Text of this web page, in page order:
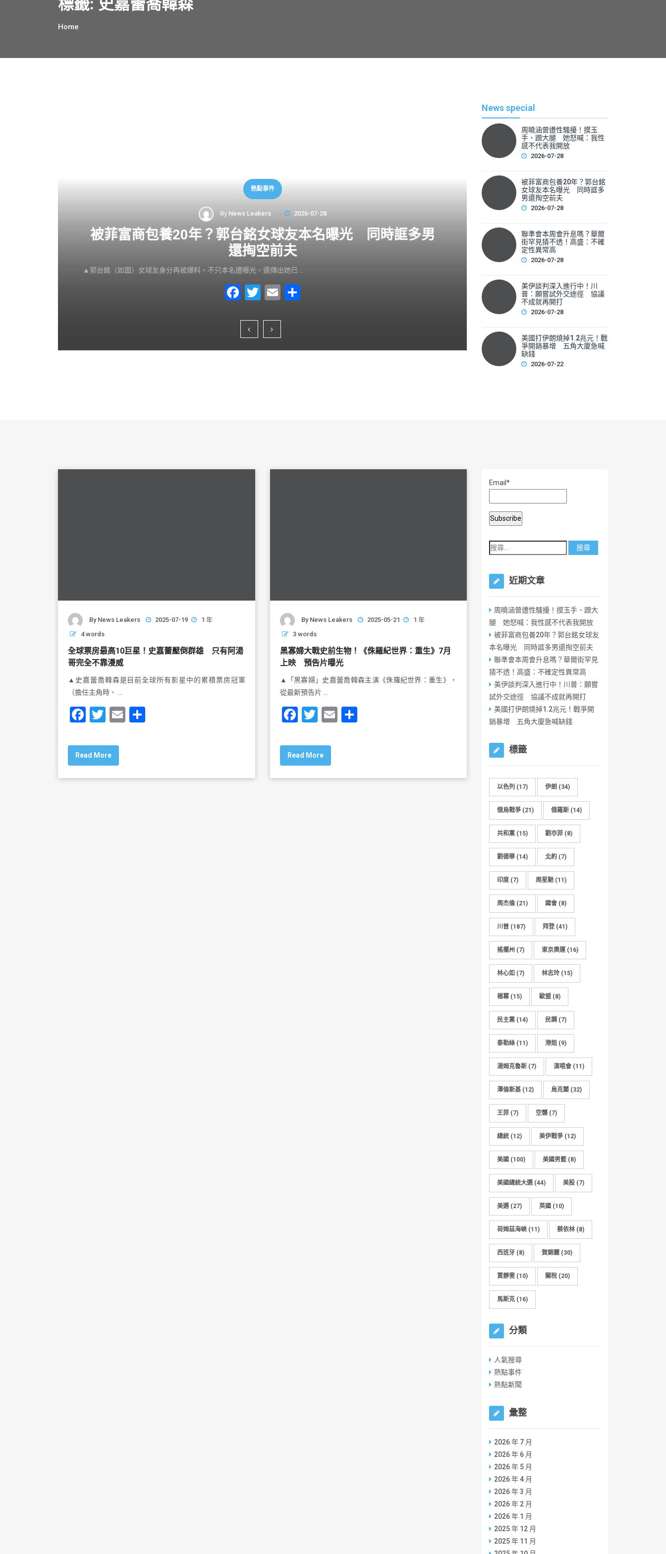
標籤: 史嘉蕾喬韓森
Home
熱點事件
By News Leakers 2026-07-28
被菲富商包養20年？郭台銘女球友本名曝光 同時誆多男
還掏空前夫
▲郭台銘（如圖）女球友身分再被爆料，不只本名遭曝光，還傳出她已 …
F
c
e
b
T
tt
er
E
聯準會本周會升息嗎？華
News special
周曉涵曾遭性騷擾！摸玉
手、蹭大腿 她怒喊：我性
感不代表我開放
2026-07-28
被菲富商包養20年？郭台銘
女球友本名曝光 同時誆多
男還掏空前夫
2026-07-28
聯準會本周會升息嗎？華爾
街罕見猜不透！高盛：不確
定性異常高
2026-07-28
美伊談判深入進行中！川
普：願嘗試外交途徑 協議
不成就再開打
2026-07-28
美國打伊朗燒掉1.2兆元！戰
爭開銷暴增 五角大廈急喊
缺錢
2026-07-22
By News Leakers 2025-07-19
1 年
4 words
全球票房最高10巨星！史嘉蕾壓倒群雄 只有阿湯
哥完全不靠漫威
▲史嘉蕾喬韓森是目前全球所有影星中的累積票房冠軍
（擔任主角時、 …
F
c
e
b
T
tt
er
E
Read More
By News Leakers 2025-05-21
1 年
3 words
黑寡婦大戰史前生物！《侏羅紀世界：重生》7月
上映 預告片曝光
▲「黑寡婦」史嘉蕾喬韓森主演《侏羅紀世界：重生》，
從最新預告片 …
F
c
e
b
T
tt
er
E S
Read More
Email*
近期文章
周曉涵曾遭性騷擾！摸玉手、蹭大
腿 她怒喊：我性感不代表我開放
被菲富商包養20年？郭台銘女球友
本名曝光 同時誆多男還掏空前夫
聯準會本周會升息嗎？華爾街罕見
猜不透！高盛：不確定性異常高
美伊談判深入進行中！川普：願嘗
試外交途徑 協議不成就再開打
美國打伊朗燒掉1.2兆元！戰爭開
銷暴增 五角大廈急喊缺錢
標籤
以色列 (17) 伊朗 (34)
俄烏戰爭 (21) 俄羅斯 (14)
共和黨 (15) 劉亦菲 (8)
劉德華 (14) 北約 (7)
印度 (7) 周星馳 (11)
周杰倫 (21) 國會 (8)
川普 (187) 拜登 (41)
搖擺州 (7) 東京奧運(16)
林心如 (7) 林志玲 (15)
楊冪 (15) 歐盟 (8)
民主黨 (14) 民調 (7)
泰勒絲 (11) 港姐 (9)
湯姆克魯斯 (7) 演唱會 (11)
澤倫斯基 (12) 烏克蘭 (32)
王菲 (7) 空襲 (7)
總統 (12) 美伊戰爭 (12)
美國 (100) 美國男籃 (8)
美國總統大選(44) 美股 (7)
美選(27) 英國 (10)
荷姆茲海峽 (11) 蔡依林 (8)
西班牙 (8) 賀錦麗 (30)
賈靜雯 (10) 關稅 (20)
馬斯克 (16)
分類
人氣搜尋
熱點事件
熱點新聞
彙整
2026 年 7 月
2026 年 6 月
2026 年 5 月
2026 年 4 月
2026 年 3 月
2026 年 2 月
2026 年 1 月
2025 年 12 月
2025 年 11 月